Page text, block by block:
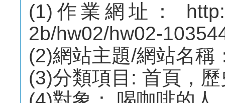
(1)作業網址：
2b/hw02/hw02-
(2)網站主題/網站名稱
(3)分類項目: 首頁，